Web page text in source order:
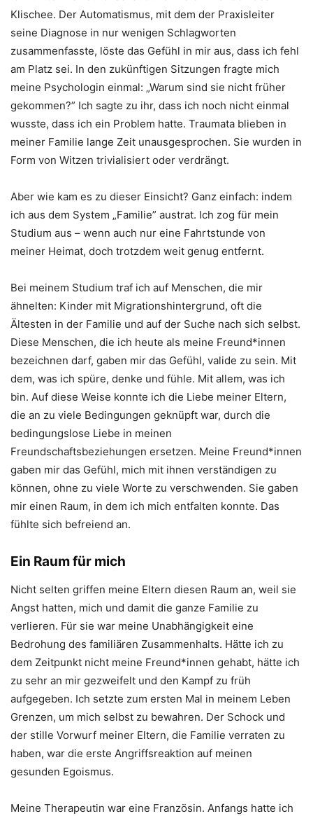
Klischee. Der Automatismus, mit dem der Praxisleiter
seine Diagnose in nur wenigen Schlagworten
zusammenfasste, löste das Gefühl in mir aus, dass ich fehl
am Platz sei. In den zukünftigen Sitzungen fragte mich
meine Psychologin einmal: „Warum sind sie nicht früher
gekommen?” Ich sagte zu ihr, dass ich noch nicht einmal
wusste, dass ich ein Problem hatte. Traumata blieben in
meiner Familie lange Zeit unausgesprochen. Sie wurden in
Form von Witzen trivialisiert oder verdrängt.
Aber wie kam es zu dieser Einsicht? Ganz einfach: indem
ich aus dem System „Familie” austrat. Ich zog für mein
Studium aus – wenn auch nur eine Fahrtstunde von
meiner Heimat, doch trotzdem weit genug entfernt.
Bei meinem Studium traf ich auf Menschen, die mir
ähnelten: Kinder mit Migrationshintergrund, oft die
Ältesten in der Familie und auf der Suche nach sich selbst.
Diese Menschen, die ich heute als meine Freund*innen
bezeichnen darf, gaben mir das Gefühl, valide zu sein. Mit
dem, was ich spüre, denke und fühle. Mit allem, was ich
bin. Auf diese Weise konnte ich die Liebe meiner Eltern,
die an zu viele Bedingungen geknüpft war, durch die
bedingungslose Liebe in meinen
Freundschaftsbeziehungen ersetzen. Meine Freund*innen
gaben mir das Gefühl, mich mit ihnen verständigen zu
können, ohne zu viele Worte zu verschwenden. Sie gaben
mir einen Raum, in dem ich mich entfalten konnte. Das
fühlte sich befreiend an.
Ein Raum für mich
Nicht selten griffen meine Eltern diesen Raum an, weil sie
Angst hatten, mich und damit die ganze Familie zu
verlieren. Für sie war meine Unabhängigkeit eine
Bedrohung des familiären Zusammenhalts. Hätte ich zu
dem Zeitpunkt nicht meine Freund*innen gehabt, hätte ich
zu sehr an mir gezweifelt und den Kampf zu früh
aufgegeben. Ich setzte zum ersten Mal in meinem Leben
Grenzen, um mich selbst zu bewahren. Der Schock und
der stille Vorwurf meiner Eltern, die Familie verraten zu
haben, war die erste Angriffsreaktion auf meinen
gesunden Egoismus.
Meine Therapeutin war eine Französin. Anfangs hatte ich